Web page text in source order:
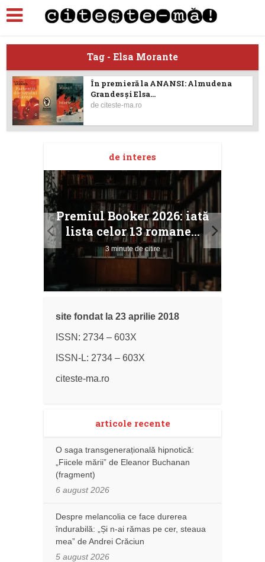
Tag - Elsa Morante
În premieră la ANANSI: Almudena
Grandes și Elsa...
deciteste-ma.ro
de interes
Premiul Booker 2026: iată
lista celor 13 romane...
3 minute de citire
site fondat la 23 aprilie 2018
ISSN: 2734 – 603X
ISSN-L: 2734 – 603X
citeste-ma.ro
articole recente
O saga transgenerațională hipnotică:
„Fiicele mării” de Eleanor Buchanan
(fragment)
6 august 2026
Despre melancolia ce face durerea
îndurabilă: „Și n-ai rămas pe cer, steaua
mea” de Andrei Crăciun
5 august 2026